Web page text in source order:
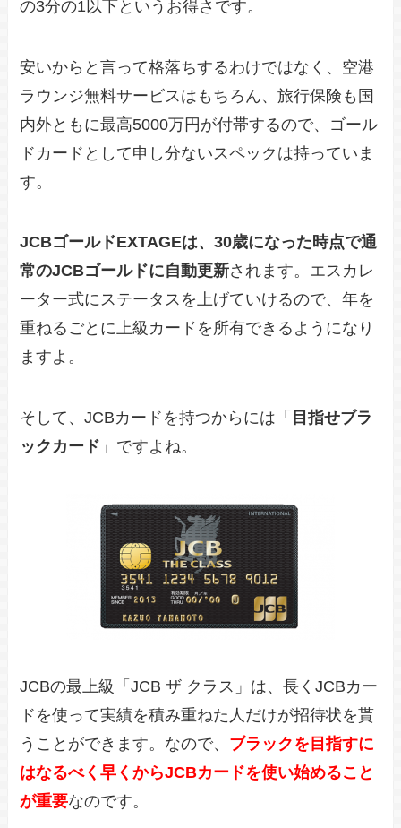
の3分の1以下というお得さです。
安いからと言って格落ちするわけではなく、空港
ラウンジ無料サービスはもちろん、旅行保険も国
内外ともに最高5000万円が付帯するので、ゴール
ドカードとして申し分ないスペックは持っていま
す。
JCBゴールドEXTAGEは、30歳になった時点で通
常のJCBゴールドに自動更新されます。エスカレ
ーター式にステータスを上げていけるので、年を
重ねるごとに上級カードを所有できるようになり
ますよ。
そして、JCBカードを持つからには「 目指せブラ
ックカード 」ですよね。
JCBの最上級「JCB ザ クラス」は、長くJCBカー
ドを使って実績を積み重ねた人だけが招待状を貰
うことができます。なので、 ブラックを目指すに
はなるべく早くからJCBカードを使い始めること
が重要なのです。